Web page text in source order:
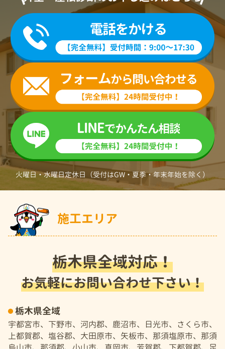
火曜日・水曜日定休日（受付はGW・夏季・年末年始を除く）
施工エリア
栃木県全域対応！
お気軽にお問い合わせ下さい！
栃木県全域
宇都宮市、下野市、河内郡、鹿沼市、日光市、さくら市、
上都賀郡、塩谷郡、大田原市、矢板市、那須塩原市、那須